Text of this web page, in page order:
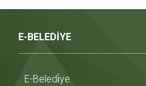
E-BELEDİYE
E-Beledi̇ye